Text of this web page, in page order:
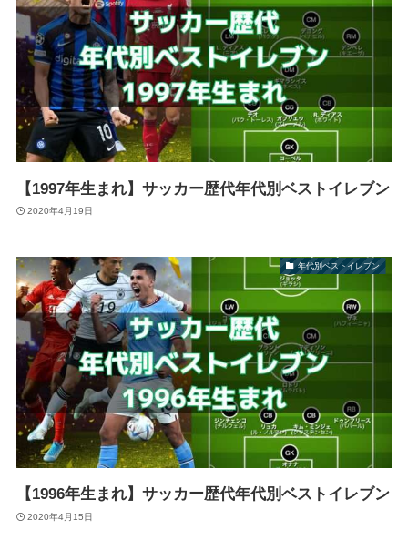
【1997年生まれ】サッカー歴代年代別ベストイレブン
2020年4月19日
年代別ベストイレブン
【1996年生まれ】サッカー歴代年代別ベストイレブン
2020年4月15日